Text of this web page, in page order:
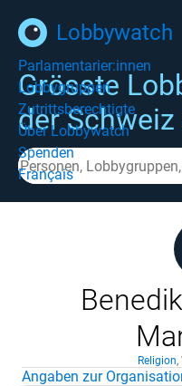
Lobbywatch
Parlamentarier:innen
Lobbygruppen
Zutrittsberechtigte
Über Lobbywatch
Spenden
Français
Grösste
der
Religion,
Angaben zur